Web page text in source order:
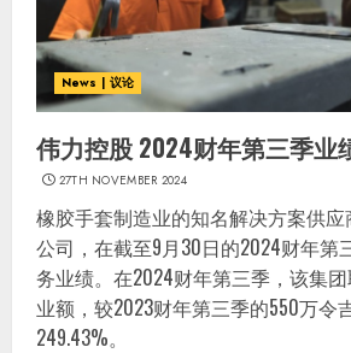
News | 议论
伟力控股 2024财年第三季业
27TH NOVEMBER 2024
橡胶手套制造业的知名解决方案供
公司，在截至9月30日的2024财年第
务业绩。在2024财年第三季，该集
业额，较2023财年第三季的550万令
249.43%。